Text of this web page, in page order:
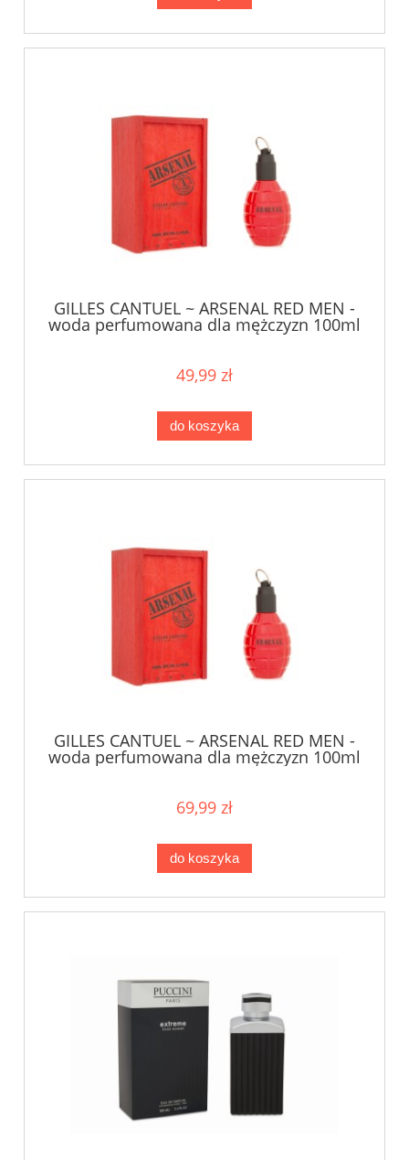
GILLES CANTUEL ~ ARSENAL RED MEN -
woda perfumowana dla mężczyzn 100ml
49,99 zł
do koszyka
GILLES CANTUEL ~ ARSENAL RED MEN -
woda perfumowana dla mężczyzn 100ml
69,99 zł
do koszyka